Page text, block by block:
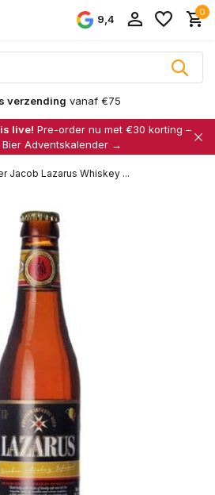
9,4
0
verzending vanaf €75
live! Pre-order nu met €30 korting –
Bier Adventskalender →
Jacob Lazarus Whiskey ...